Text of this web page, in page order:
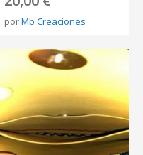
porMb Creaciones